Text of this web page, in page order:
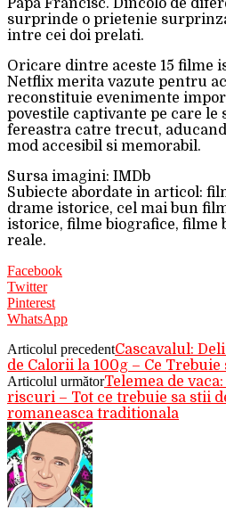
Papa Francisc. Dincolo de
surprinde o prietenie
intre cei doi prelati.
Oricare dintre aceste 15 filme
Netflix merita vazute pentru
reconstituie evenimente
povestile captivante pe care le
fereastra catre trecut,
mod accesibil si memorabil.
Sursa imagini: IMDb
Subiecte abordate in articol:
drame istorice, cel mai bun
istorice, filme biografice, filme
reale.
Facebook
Twitter
Pinterest
WhatsApp
Articolul precedentCascavalul:
de Calorii la 100g – Ce Trebuie
Articolul următorTelemea de
riscuri – Tot ce trebuie sa stii
romaneasca traditionala